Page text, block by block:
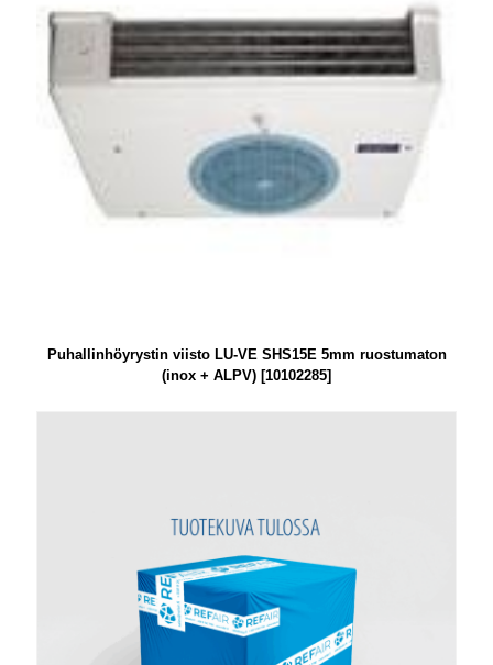
Puhallinhöyrystin viisto LU-VE SHS15E 5mm ruostumaton
(inox + ALPV) [10102285]